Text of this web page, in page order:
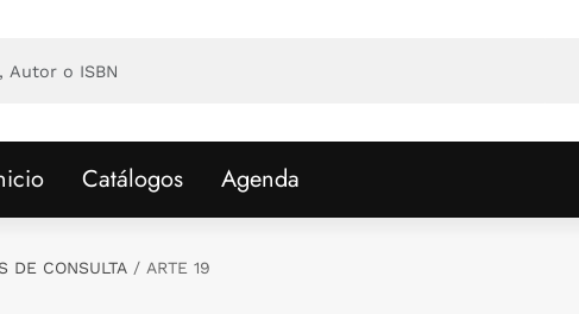
Catálogos Agenda
DE CONSULTA ARTE 19